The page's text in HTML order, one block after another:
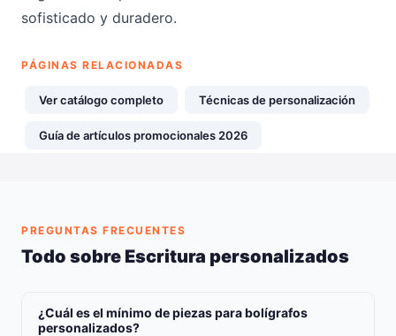
sofisticado y duradero.
PÁGINAS RELACIONADAS
Ver catálogo completo Técnicas de personalización
Guía de artículos promocionales 2026
PREGUNTAS FRECUENTES
Todo sobre Escritura personalizados
¿Cuál es el mínimo de piezas para bolígrafos
personalizados?